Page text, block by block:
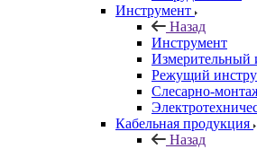
Инструмент
Назад
Инструмент
Измерительный
Режущий
Слесарно-
Кабельная продукция
Назад